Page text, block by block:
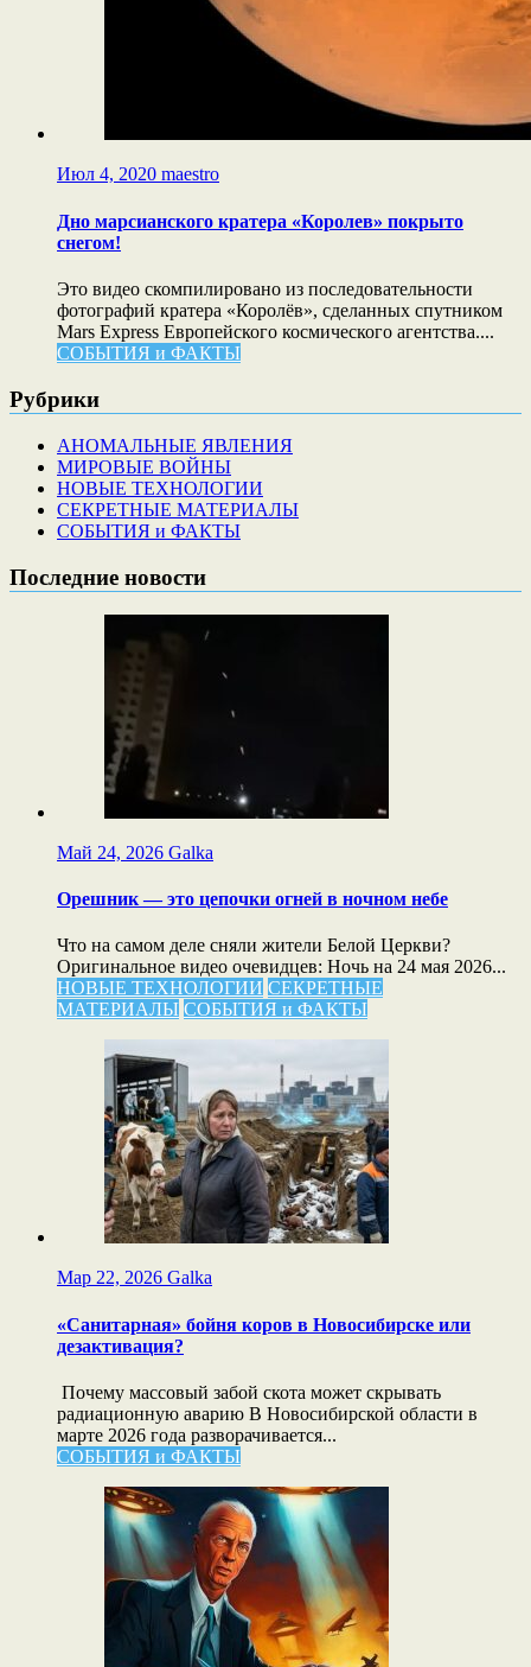
Июл 4, 2020 maestro
Дно марсианского кратера «Королев» покрыто
снегом!
Это видео скомпилировано из последовательности
фотографий кратера «Королёв», сделанных спутником
Mars Express Европейского космического агентства....
СОБЫТИЯ и ФАКТЫ
Рубрики
АНОМАЛЬНЫЕ ЯВЛЕНИЯ
МИРОВЫЕ ВОЙНЫ
НОВЫЕ ТЕХНОЛОГИИ
СЕКРЕТНЫЕ МАТЕРИАЛЫ
СОБЫТИЯ и ФАКТЫ
Последние новости
Май 24, 2026 Galka
Орешник — это цепочки огней в ночном небе
Что на самом деле сняли жители Белой Церкви?
Оригинальное видео очевидцев: Ночь на 24 мая 2026...
НОВЫЕ ТЕХНОЛОГИИ СЕКРЕТНЫЕ
МАТЕРИАЛЫ СОБЫТИЯ и ФАКТЫ
Мар 22, 2026 Galka
«Санитарная» бойня коров в Новосибирске или
дезактивация?
Почему массовый забой скота может скрывать
радиационную аварию В Новосибирской области в
марте 2026 года разворачивается...
СОБЫТИЯ и ФАКТЫ